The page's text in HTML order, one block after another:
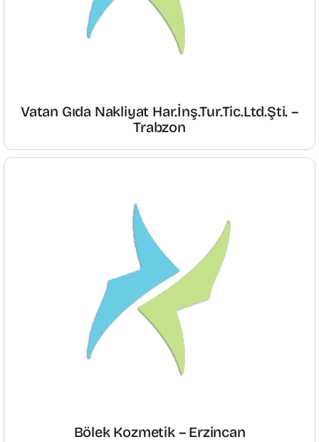
Vatan Gıda Nakliyat Har.İnş.Tur.Tic.Ltd.Şti. –
Trabzon
Bölek Kozmetik – Erzincan